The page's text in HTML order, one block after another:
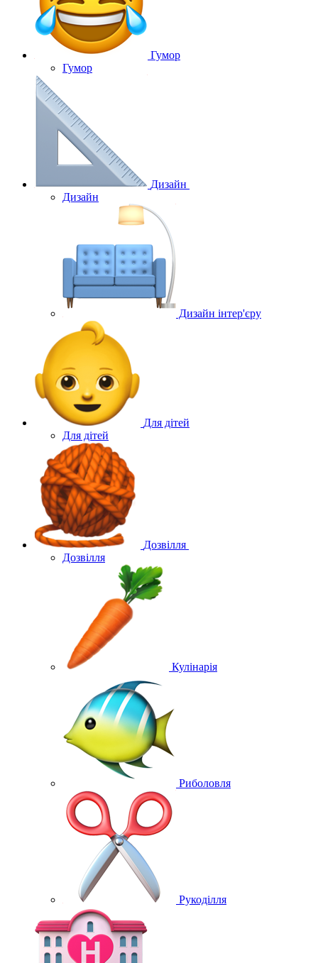
Гумор
Гумор
Дизайн
Дизайн
Дизайн інтер'єру
Для дітей
Для дітей
Дозвілля
Дозвілля
Кулінарія
Риболовля
Рукоділля